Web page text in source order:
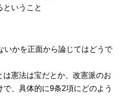
ということ
いかを正面から論じてはどうで
憲法は宝だとか、改憲派のお
、具体的に9条2項にどのよう